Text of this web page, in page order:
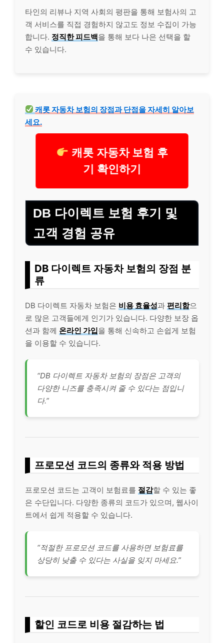
타인의 리뷰나 지역 사회의 평판을 통해 보험사의 고
객 서비스를 직접 경험하지 않고도 정보 수집이 가능
합니다. 정직한 피드백을 통해 보다 나은 선택을 할
수 있습니다.
캐롯 자동차 보험의 장점과 단점을 자세히 알아보
세요.
캐롯 자동차 보험 후
기 확인하기
DB 다이렉트 보험 후기 및
고객 경험 공유
DB 다이렉트 자동차 보험의 장점 분
류
DB 다이렉트 자동차 보험은 비용 효율성과 편리함으
로 많은 고객들에게 인기가 있습니다. 다양한 보장 옵
션과 함께 온라인 가입을 통해 신속하고 손쉽게 보험
을 이용할 수 있습니다.
“DB 다이렉트 자동차 보험의 장점은 고객의
다양한 니즈를 충족시켜 줄 수 있다는 점입니
다.”
프로모션 코드의 종류와 적용 방법
프로모션 코드는 고객이 보험료를 절감할 수 있는 좋
은 수단입니다. 다양한 종류의 코드가 있으며, 웹사이
트에서 쉽게 적용할 수 있습니다.
“적절한 프로모션 코드를 사용하면 보험료를
상당히 낮출 수 있다는 사실을 잊지 마세요.”
할인 코드로 비용 절감하는 법